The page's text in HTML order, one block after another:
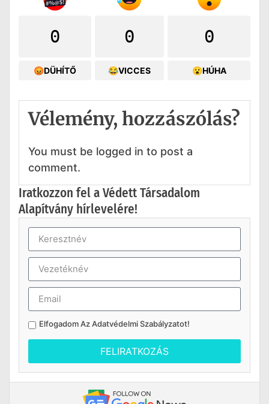
0
😡DÜHÍTŐ
0
😂VICCES
0
😮HÚHA
Vélemény, hozzászólás?
You must be logged in to post a
comment.
Iratkozzon fel a Védett Társadalom
Alapítvány hírlevelére!
Elfogadom AzAdatvédelmi Szabályzatot!
FELIRATKOZÁS